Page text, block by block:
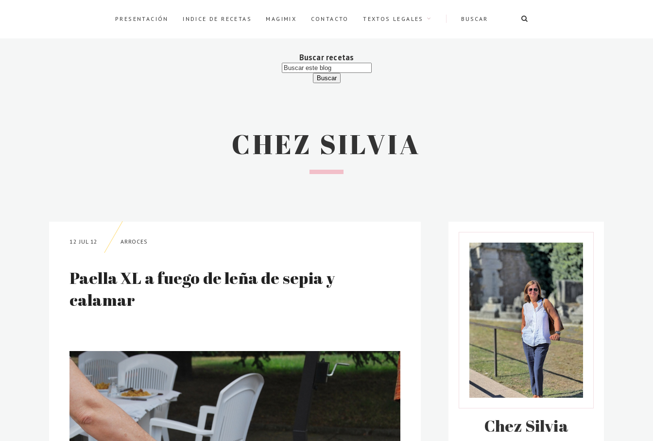
PRESENTACIÓN INDICE DE RECETAS MAGIMIX CONTACTO TEXTOS LEGALES
Buscar recetas
CHEZ SILVIA
12 JUL 12 ARROCES
Paella XL a fuego de leña de sepia y
calamar
Chez Silvia